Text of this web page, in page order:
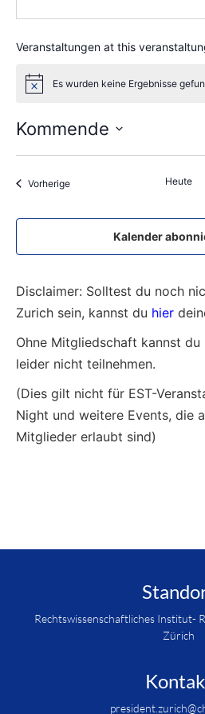
Veranstaltungen at this
NoticeEs wurden keine Ergebnisse
Kommende
Sie
Datum
VorherigeVeranstaltungen Heute
Kalender
Disclaimer: Solltest du noch
Zurich sein, kannst du hier
Ohne Mitgliedschaft kannst du
leider nicht teilnehmen.
(Dies gilt nicht für EST-
Night und weitere Events, die
Mitglieder erlaubt sind)
Rechtswissenschaftliches Institut-
Zürich